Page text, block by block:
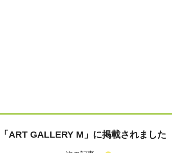
「ART GALLERY M」に掲載されました